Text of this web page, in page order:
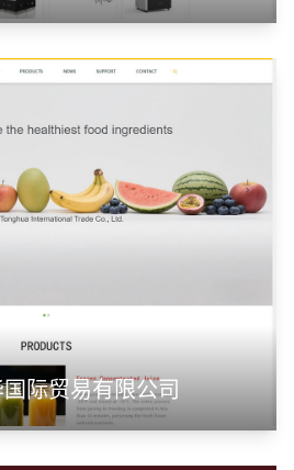
际贸易有限公司